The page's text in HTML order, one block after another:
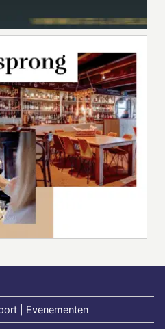
| Evenementen